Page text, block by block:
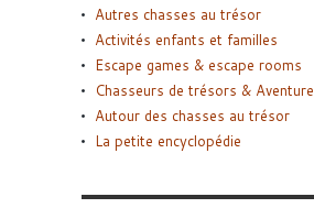
Autres chasses au trésor
Activités enfants et familles
Escape games & escape rooms
Chasseurs de trésors & Aventure
Autour des chasses au trésor
La petite encyclopédie